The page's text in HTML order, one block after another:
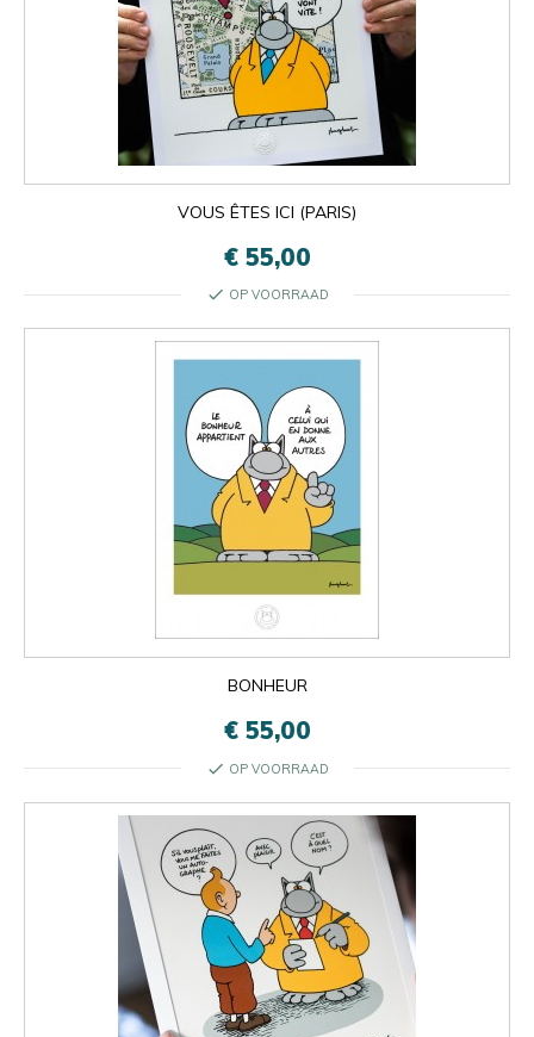
VOUS ÊTES ICI (PARIS)
€ 55,00
check OP VOORRAAD
BONHEUR
€ 55,00
check OP VOORRAAD
close
×

×